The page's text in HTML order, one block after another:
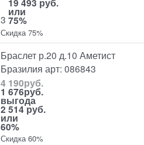
3
или
75%
Скидка 75%
Браслет р.20 д.10 Аметист
Бразилия арт: 086843
4 190руб.
1 676руб.
выгода
2 514 руб.
или
60%
Скидка 60%